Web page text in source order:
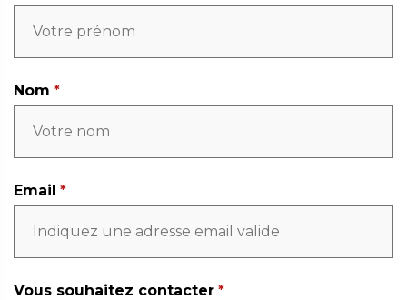
Nom
Email
Vous souhaitez contacter